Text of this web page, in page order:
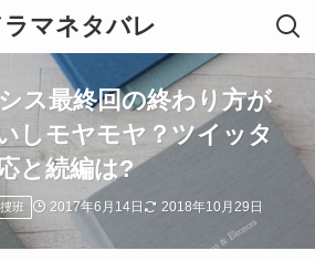
ラマネタバレ
ス最終回の終わり方が
しモヤモヤ？ツイッタ
と続編は?
班 2017年6月14日 2018年10月29日